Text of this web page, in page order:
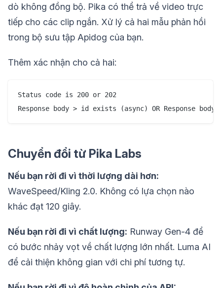
dò không đồng bộ. Pika có thể trả về video trực
tiếp cho các clip ngắn. Xử lý cả hai mẫu phản hồi
trong bộ sưu tập Apidog của bạn.
Thêm xác nhận cho cả hai:
Status code is 200 or 202
Chuyển đổi từ Pika Labs
Nếu bạn rời đi vì thời lượng dài hơn:
WaveSpeed/Kling 2.0. Không có lựa chọn nào
khác đạt 120 giây.
Nếu bạn rời đi vì chất lượng: Runway Gen-4 để
có bước nhảy vọt về chất lượng lớn nhất. Luma AI
để cải thiện không gian với chi phí tương tự.